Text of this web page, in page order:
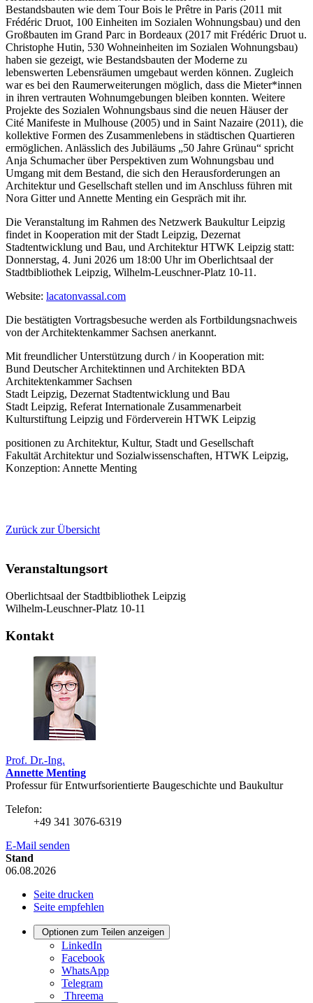
Bestandsbauten wie dem Tour Bois le Prêtre in Paris (2011 mit
Frédéric Druot, 100 Einheiten im Sozialen Wohnungsbau) und den
Großbauten im Grand Parc in Bordeaux (2017 mit Frédéric Druot u.
Christophe Hutin, 530 Wohneinheiten im Sozialen Wohnungsbau)
haben sie gezeigt, wie Bestandsbauten der Moderne zu
lebenswerten Lebensräumen umgebaut werden können. Zugleich
war es bei den Raumerweiterungen möglich, dass die Mieter*innen
in ihren vertrauten Wohnumgebungen bleiben konnten. Weitere
Projekte des Sozialen Wohnungsbaus sind die neuen Häuser der
Cité Manifeste in Mulhouse (2005) und in Saint Nazaire (2011), die
kollektive Formen des Zusammenlebens in städtischen Quartieren
ermöglichen. Anlässlich des Jubiläums „50 Jahre Grünau“ spricht
Anja Schumacher über Perspektiven zum Wohnungsbau und
Umgang mit dem Bestand, die sich den Herausforderungen an
Architektur und Gesellschaft stellen und im Anschluss führen mit
Nora Gitter und Annette Menting ein Gespräch mit ihr.
Die Veranstaltung im Rahmen des Netzwerk Baukultur Leipzig
findet in Kooperation mit der Stadt Leipzig, Dezernat
Stadtentwicklung und Bau, und Architektur HTWK Leipzig statt:
Donnerstag, 4. Juni 2026 um 18:00 Uhr im Oberlichtsaal der
Stadtbibliothek Leipzig, Wilhelm-Leuschner-Platz 10-11.
Website: lacatonvassal.com
Die bestätigten Vortragsbesuche werden als Fortbildungsnachweis
von der Architektenkammer Sachsen anerkannt.
Mit freundlicher Unterstützung durch / in Kooperation mit:
Bund Deutscher Architektinnen und Architekten BDA
Architektenkammer Sachsen
Stadt Leipzig, Dezernat Stadtentwicklung und Bau
Stadt Leipzig, Referat Internationale Zusammenarbeit
Kulturstiftung Leipzig und Förderverein HTWK Leipzig
positionen zu Architektur, Kultur, Stadt und Gesellschaft
Fakultät Architektur und Sozialwissenschaften, HTWK Leipzig,
Konzeption: Annette Menting
Zurück zur Übersicht
Veranstaltungsort
Oberlichtsaal der Stadtbibliothek Leipzig
Wilhelm-Leuschner-Platz 10-11
Kontakt
Prof. Dr.-Ing.
Annette Menting
Professur für Entwurfsorientierte Baugeschichte und Baukultur
Telefon:
+49 341 3076-6319
E-Mail senden
Stand
06.08.2026
Seite drucken
Seite empfehlen
Optionen zum Teilen anzeigen
LinkedIn
Facebook
WhatsApp
Telegram
Threema